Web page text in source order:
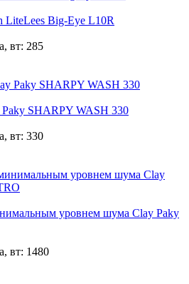
LiteLees Big-Eye L10R
вт: 285
SHARPY WASH 330
вт: 330
уровнем шума Clay Paky
вт: 1480